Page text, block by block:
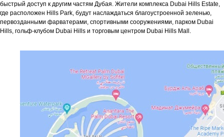
быстрый доступ к другим частям Дубая. Жители комплекса Dubai Hills Estate,
где расположен Hills Park, будут наслаждаться благоустроенной зеленью,
первозданными фарватерами, спортивными сооружениями, парком Dubai
Hills, гольф-клубом Dubai Hills и торговым центром Dubai Hills Mall.